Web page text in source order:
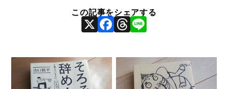
X Facebook
Threads